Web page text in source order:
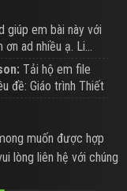
giúp em bài này với
ơn ad nhiều ạ. Li...
Tải hộ em file
đề: Giáo trình Thiết
muốn được hợp
lòng liên hệ với chúng